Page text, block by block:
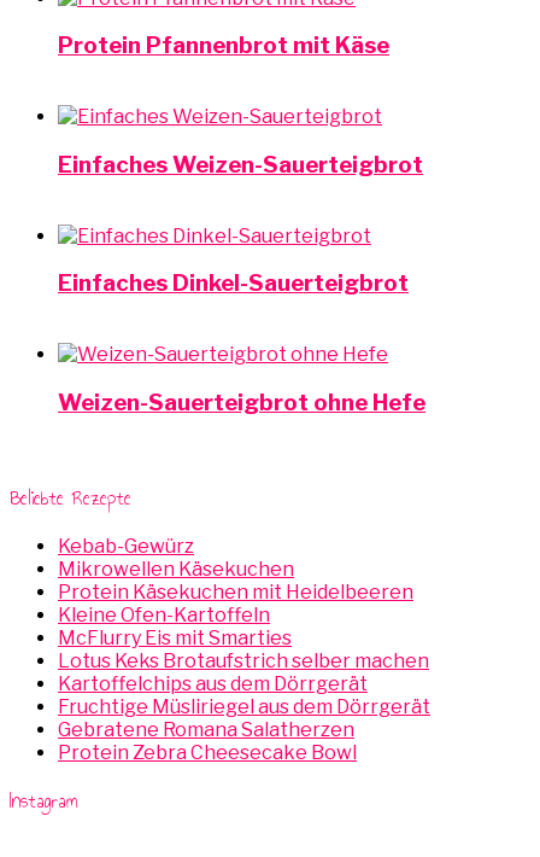
Protein Pfannenbrot mit Käse
Einfaches Weizen-Sauerteigbrot
Einfaches Dinkel-Sauerteigbrot
Weizen-Sauerteigbrot ohne Hefe
Beliebte Rezepte
Kebab-Gewürz
Mikrowellen Käsekuchen
Protein Käsekuchen mit Heidelbeeren
Kleine Ofen-Kartoffeln
McFlurry Eis mit Smarties
Lotus Keks Brotaufstrich selber machen
Kartoffelchips aus dem Dörrgerät
Fruchtige Müsliriegel aus dem Dörrgerät
Gebratene Romana Salatherzen
Protein Zebra Cheesecake Bowl
Instagram